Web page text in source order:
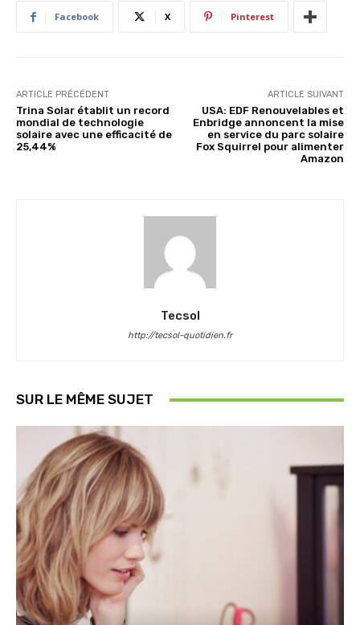
Facebook X Pinterest
ARTICLE PRÉCÉDENT
Trina Solar établit un record
mondial de technologie
solaire avec une efficacité de
25,44%
ARTICLE SUIVANT
USA: EDF Renouvelables et
Enbridge annoncent la mise
en service du parc solaire
Fox Squirrel pour alimenter
Amazon
Tecsol
http://tecsol-quotidien.fr
SUR LE MÊME SUJET